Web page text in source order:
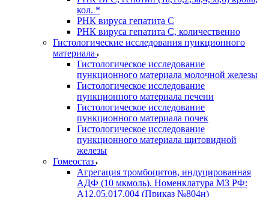
кол. *
РНК вируса гепатита C
РНК вируса гепатита C, количественно
Гистологические исследования пункционного
материала
Гистологическое исследование
пункционного материала молочной железы
Гистологическое исследование
пункционного материала печени
Гистологическое исследование
пункционного материала почек
Гистологическое исследование
пункционного материала щитовидной
железы
Гомеостаз
Агрегация тромбоцитов, индуцированная
АДФ (10 мкмоль). Номенклатура МЗ РФ:
A12.05.017.004 (Приказ №804н)